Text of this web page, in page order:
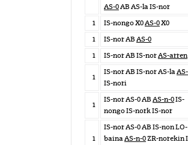
AS-0AB AS-la IS-nor
1
IS-nongo X0AS-0X0
1
IS-nor AB AS-0
1
IS-nor AB IS-norAS-arren
1
IS-nor AB IS-nor AS-la
IS-nori
1
IS-nor AS-0 AB AS-n-0IS-
nongo IS-nork IS-nor
1
IS-nor AS-0 AB IS-non LO-
bainaAS-n-0ZR-norekin